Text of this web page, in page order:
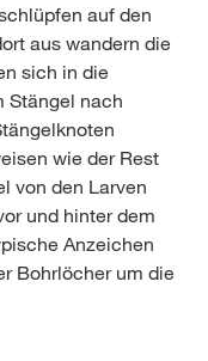
auf den
aus wandern die
sich in die
Stängel nach
wie der Rest
von den Larven
und hinter dem
Anzeichen
Bohrlöcher um die